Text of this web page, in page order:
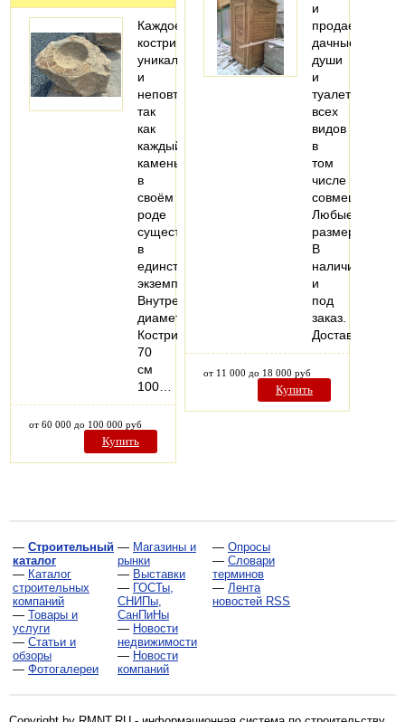
Каждое
кострище
уникально
и
неповторимо
так
как
каждый
камень
в
своём
роде
существует
в
единственном
экземпляре.
Внутренний
диаметр
Кострища:
70
см
100…
от 60 000 до 100 000 руб
Купить
и
продаем
дачные
души
и
туалеты
всех
видов
в
том
числе
совмещенные.
Любые
размеры.
В
наличии
и
под
заказ.
Доставка.
от 11 000 до 18 000 руб
Купить
— Строительный
каталог
— Каталог
строительных
компаний
— Товары и
услуги
— Статьи и
обзоры
— Фотогалереи
— Магазины и
рынки
— Выставки
— ГОСТы,
СНИПы,
СанПиНы
— Новости
недвижимости
— Новости
компаний
— Опросы
— Словари
терминов
— Лента
новостей RSS